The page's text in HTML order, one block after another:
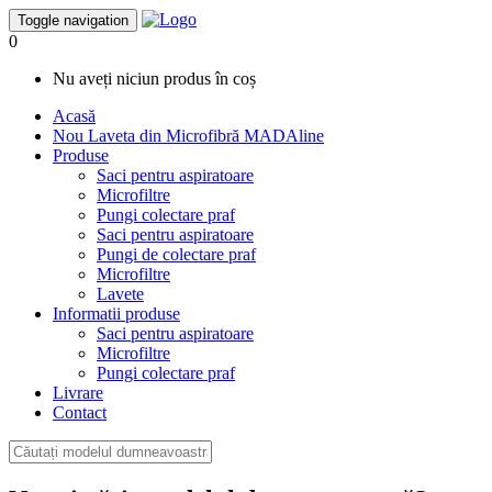
Toggle navigation
0
Nu aveți niciun produs în coș
Acasă
Nou Laveta din Microfibră MADAline
Produse
Saci pentru aspiratoare
Microfiltre
Pungi colectare praf
Saci pentru aspiratoare
Pungi de colectare praf
Microfiltre
Lavete
Informatii produse
Saci pentru aspiratoare
Microfiltre
Pungi colectare praf
Livrare
Contact